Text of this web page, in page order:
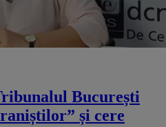
București
și cere